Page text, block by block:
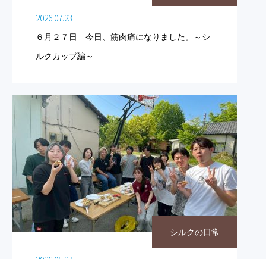
2026.07.23
６月２７日 今日、筋肉痛になりました。～シ
ルクカップ編～
シルクの日常